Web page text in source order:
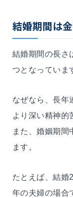
結婚期間は
結婚期間の長さ
つとなっていま
なぜなら、長年
より深い精神的
また、婚姻期間
ます。
たとえば、結婚
年の夫婦の場合